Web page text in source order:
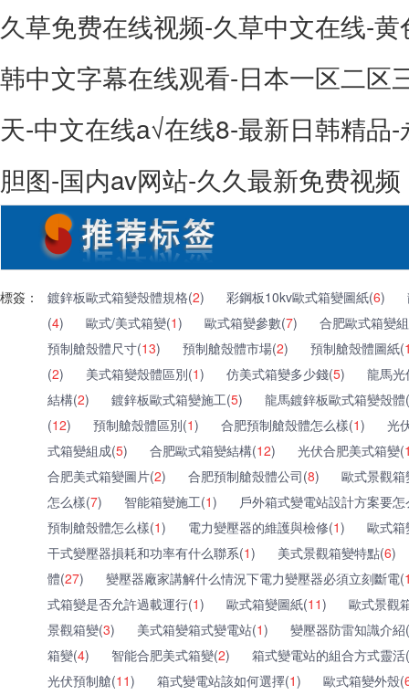
久草免费在线视频-久草中文在线-
韩中文字幕在线观看-日本一区二区
天-中文在线а√在线8-最新日韩精
胆图-国内av网站-久久最新免费视频
標簽： 鍍鋅板歐式箱變殼體規格(2) 彩鋼板10kv歐式箱變圖紙(6)
(4) 歐式/美式箱變(1) 歐式箱變參數(7)
合肥歐式箱變
預制艙殼體尺寸(13) 預制艙殼體市場(2) 預制艙殼體圖紙(
(2) 美式箱變殼體區別(1) 仿美式箱變多少錢(5)
龍馬
結構(2) 鍍鋅板歐式箱變施工(5)
龍馬鍍鋅板歐式箱變殼體(
(12) 預制艙殼體區別(1) 合肥預制艙殼體怎么樣(1)
光
式箱變組成(5) 合肥歐式箱變結構(12) 光伏合肥美式箱變(
合肥美式箱變圖片(2) 合肥預制艙殼體公司(8)
歐式景觀
怎么樣(7) 智能箱變施工(1)
戶外箱式變電站設計方案要
預制艙殼體怎么樣(1) 電力變壓器的維護與檢修(1)
歐式
干式變壓器損耗和功率有什么聯系(1) 美式景觀箱變特點(6)
體(27) 變壓器廠家講解什么情況下電力變壓器必須立刻斷電(
式箱變是否允許過載運行(1) 歐式箱變圖紙(11)
歐式景觀
景觀箱變(3) 美式箱變箱式變電站(1)
變壓器防雷知識介紹(
箱變(4) 智能合肥美式箱變(2)
箱式變電站的組合方式靈活(
光伏預制艙(11) 箱式變電站該如何選擇(1) 歐式箱變外殼(